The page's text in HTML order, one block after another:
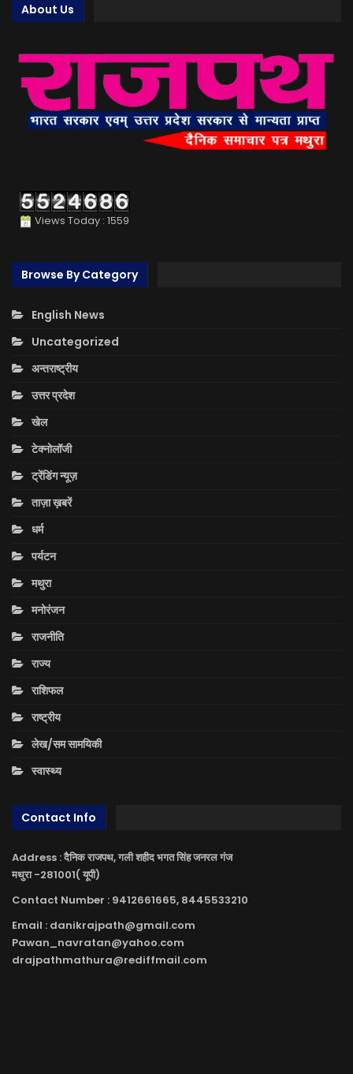
About Us
Views Today : 1559
Browse By Category
English News
Uncategorized
अन्तराष्ट्रीय
उत्तर प्रदेश
खेल
टेक्नोलॉजी
ट्रेंडिंग न्यूज़
ताज़ा ख़बरें
धर्म
पर्यटन
मथुरा
मनोरंजन
राजनीति
राज्य
राशिफल
राष्ट्रीय
लेख/सम सामयिकी
स्वास्थ्य
Contact Info
Address : दैनिक राजपथ, गली शहीद भगत सिंह जनरल गंज
मथुरा -281001( यूपी)
Contact Number : 9412661665, 8445533210
Email : danikrajpath@gmail.com
Pawan_navratan@yahoo.com
drajpathmathura@rediffmail.com